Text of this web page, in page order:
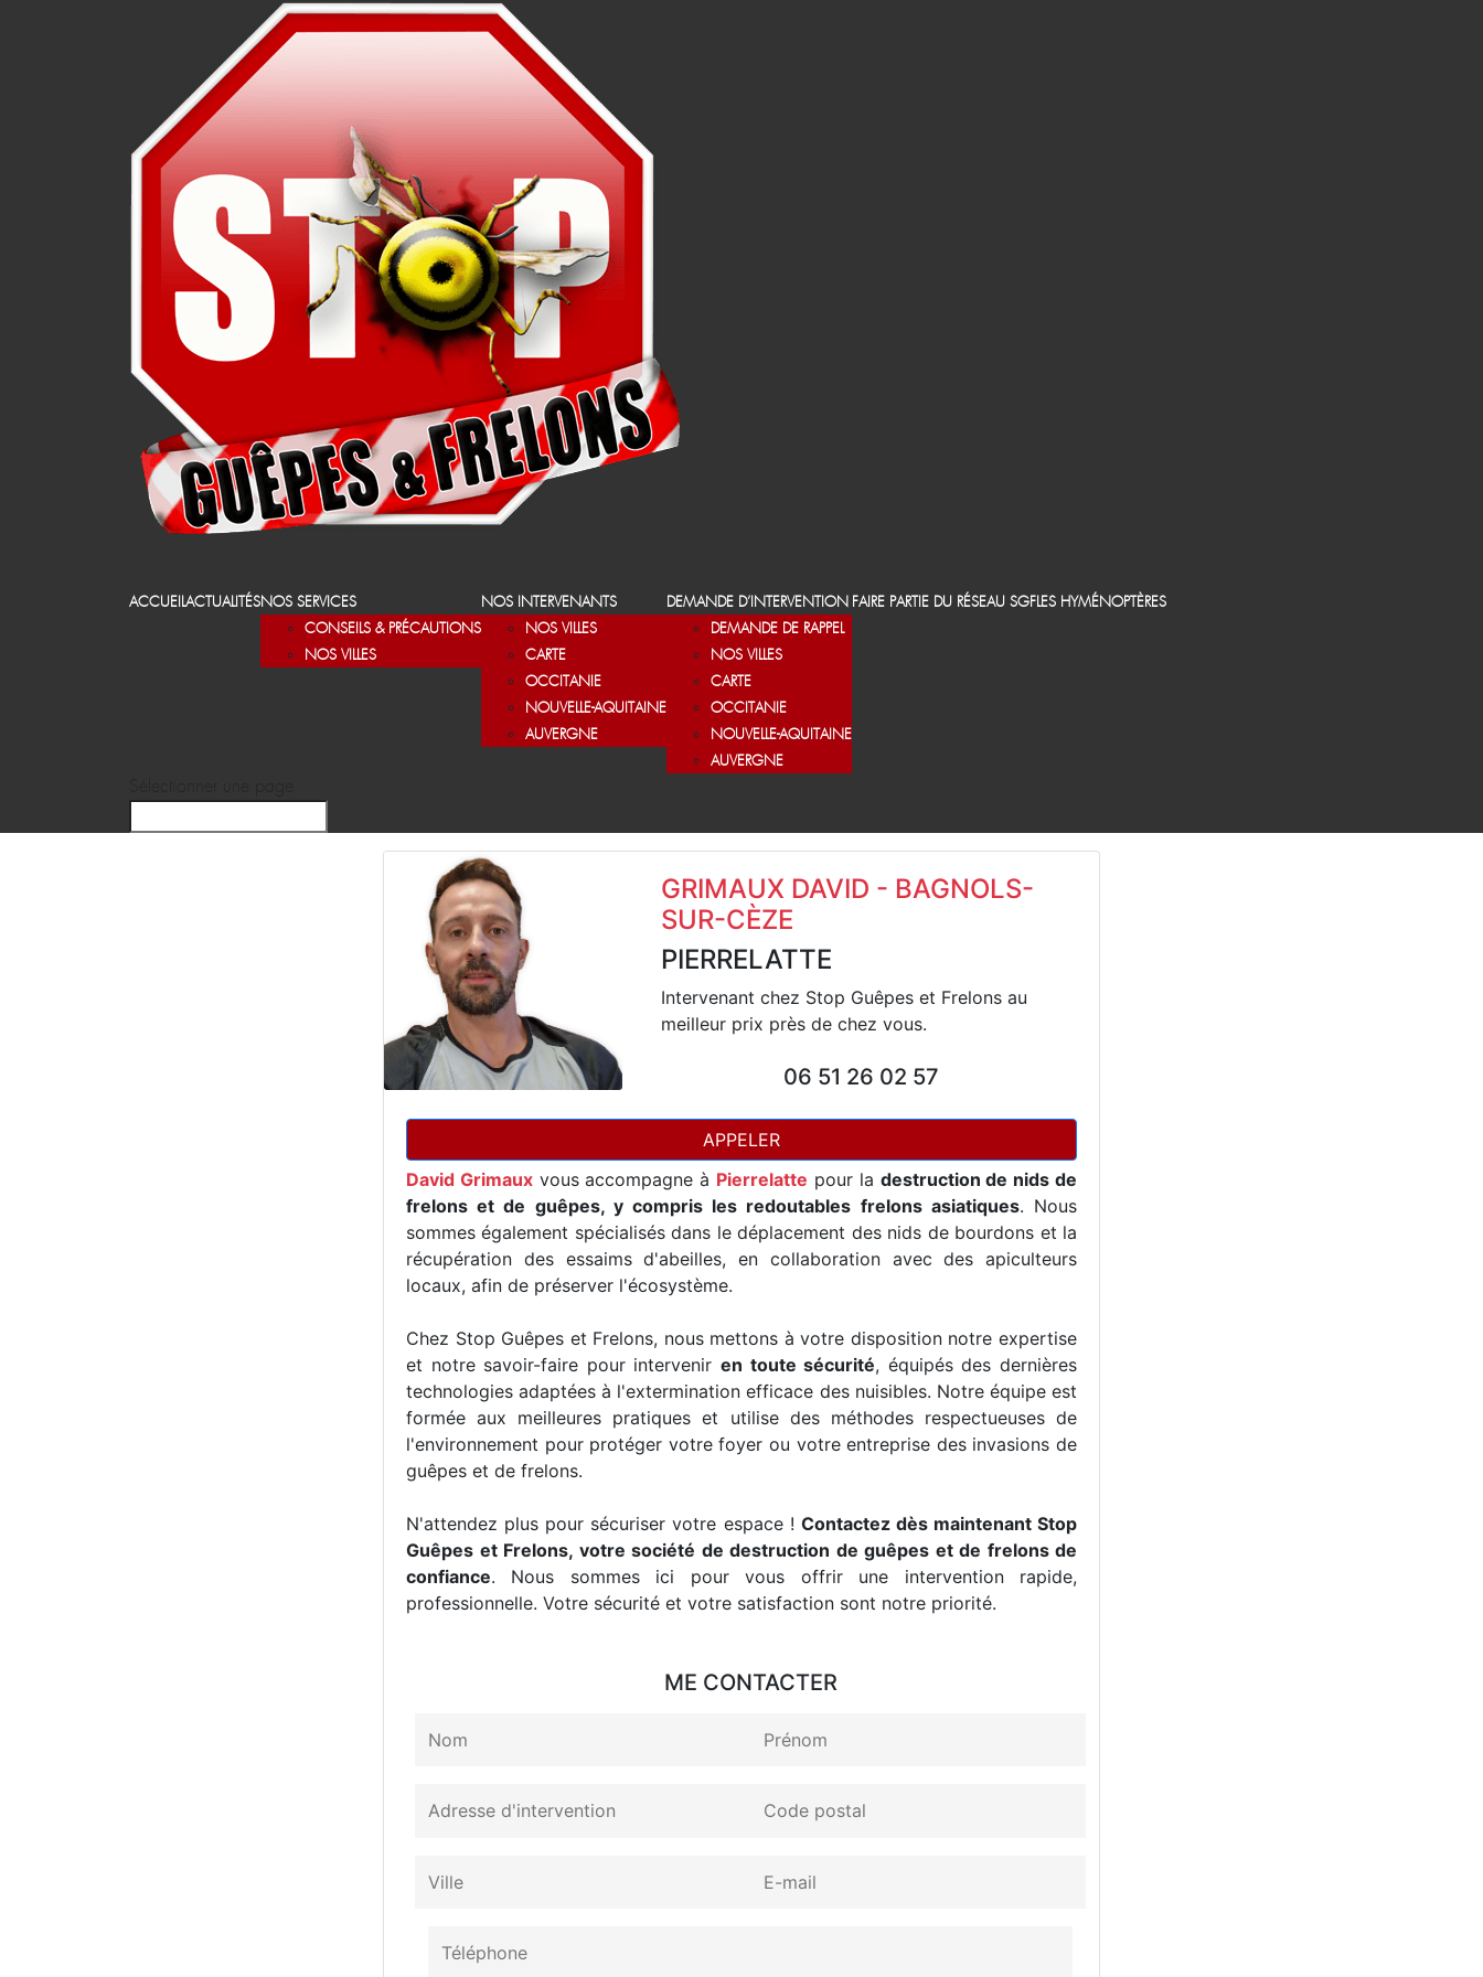
ACCUEILACTUALITÉSNOS SERVICES
CONSEILS & PRÉCAUTIONS
NOS VILLES
NOS INTERVENANTS
NOS VILLES
CARTE
OCCITANIE
NOUVELLE-AQUITAINE
AUVERGNE
DEMANDE D’INTERVENTION
DEMANDE DE RAPPEL
NOS VILLES
CARTE
OCCITANIE
NOUVELLE-AQUITAINE
AUVERGNE
FAIRE PARTIE DU RÉSEAU SGFLES HYMÉNOPTÈRES
GRIMAUX DAVID - BAGNOLS-
SUR-CÈZE
PIERRELATTE
Intervenant chez Stop Guêpes et Frelons au
meilleur prix près de chez vous.
06 51 26 02 57
APPELER
David Grimauxvous accompagne à Pierrelatte pour la destruction de nids de
frelons et de guêpes, y compris les redoutables frelons asiatiques. Nous
sommes également spécialisés dans le déplacement des nids de bourdons et la
récupération des essaims d'abeilles, en collaboration avec des apiculteurs
locaux, afin de préserver l'écosystème.
Chez Stop Guêpes et Frelons, nous mettons à votre disposition notre expertise
et notre savoir-faire pour intervenir en toute sécurité, équipés des dernières
technologies adaptées à l'extermination efficace des nuisibles. Notre équipe est
formée aux meilleures pratiques et utilise des méthodes respectueuses de
l'environnement pour protéger votre foyer ou votre entreprise des invasions de
guêpes et de frelons.
N'attendez plus pour sécuriser votre espace ! Contactez dès maintenant Stop
Guêpes et Frelons, votre société de destruction de guêpes et de frelons de
confiance. Nous sommes ici pour vous offrir une intervention rapide,
professionnelle. Votre sécurité et votre satisfaction sont notre priorité.
ME CONTACTER